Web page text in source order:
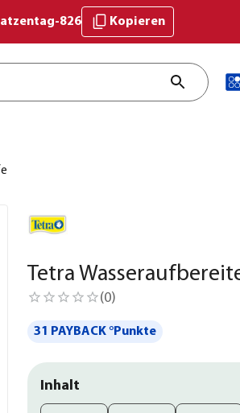
826 Kopieren
Tetra
(0)
31 PAYBACK °Punkte
Inhalt